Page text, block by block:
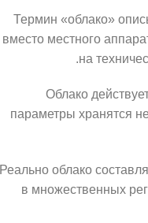
Термин «облако»
вместо местного
на
Облако
параметры хранятся
Реально облако
в множественных